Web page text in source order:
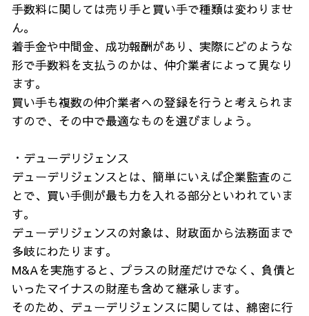
手数料に関しては売り手と買い手で種類は変わりませ
ん。
着手金や中間金、成功報酬があり、実際にどのような
形で手数料を支払うのかは、仲介業者によって異なり
ます。
買い手も複数の仲介業者への登録を行うと考えられま
すので、その中で最適なものを選びましょう。
・デューデリジェンス
デューデリジェンスとは、簡単にいえば企業監査のこ
とで、買い手側が最も力を入れる部分といわれていま
す。
デューデリジェンスの対象は、財政面から法務面まで
多岐にわたります。
М&Aを実施すると、プラスの財産だけでなく、負債と
いったマイナスの財産も含めて継承します。
そのため、デューデリジェンスに関しては、綿密に行